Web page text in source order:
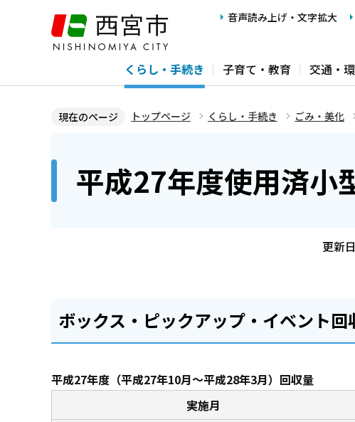
ジ
音声読み上げ・文字拡大
くらし・手続き 子育て・教育 交通・
現在のページ トップページ くらし・手続き ごみ・美化
平成27年度使用済小
更新
ボックス・ピックアップ・イベント回
平成27年度（平成27年10月～平成28年3月）回収量
実施月